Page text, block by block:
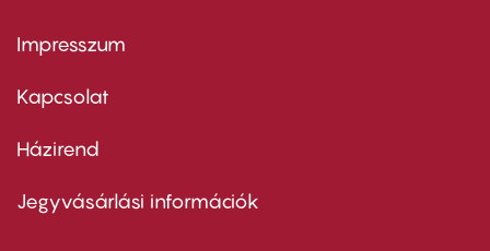
Footer
first
Impresszum
Kapcsolat
Footer
second
Házirend
Jegyvásárlási információk